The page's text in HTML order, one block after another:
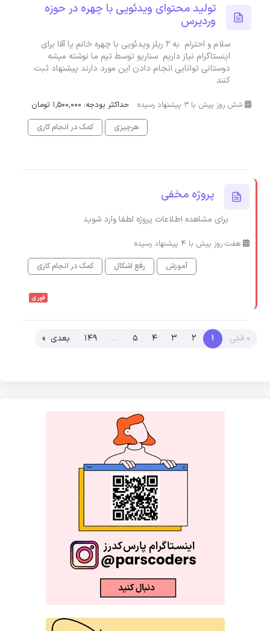
تولید محتوای ویدئویی با چهره در حوزه
وردپرس
سلام و احترام به ۲ ریلز ویدئویی با چهره خانم یا آقا برای
اینستاگرام نیاز داریم سناریو توسط تیم ما نوشته میشه
دوستانی توانایی انجام دادن این مورد دارند پیشنهاد ثبت
کنند
شش روز پیش با 3 پیشنهاد رسیده
حداکثر بودجه: 1,500,000 تومان
هرچیزی
کمک در انجام کاری
پروژه مخفی
برای مشاهده اطلاعات پروژه لطفا وارد شوید
هفت روز پیش با 4 پیشنهاد رسیده
آموزش
رفع اشکال کمک در انجام کاری
فوری
« قبلی 1
2
3
4
5
…
149 بعدی »